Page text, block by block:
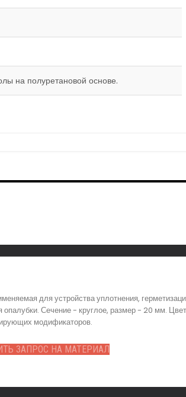
на полуретановой основе.
для устройства уплотнения,
опалубки. Сечение - круглое, размер - 20 мм.
модификаторов.
ЗАПРОС НА МАТЕРИАЛ